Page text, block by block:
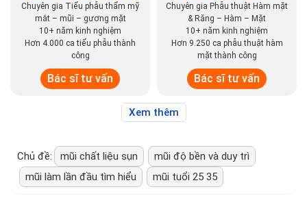
Chuyên gia Tiểu phẫu thẩm mỹ
mắt – mũi – gương mặt
10+ năm kinh nghiệm
Hơn 4.000 ca tiểu phẫu thành
công
Bác sĩ tư vấn
Chuyên gia Phẫu thuật Hàm mặt
& Răng – Hàm – Mặt
10+ năm kinh nghiệm
Hơn 9.250 ca phẫu thuật hàm
mặt thành công
Bác sĩ tư vấn
Xem thêm
Chủ đề: mũi chất liệu sụn
mũi độ bền và duy trì
mũi làm lần đầu tìm hiểu
mũi tuổi 25 35